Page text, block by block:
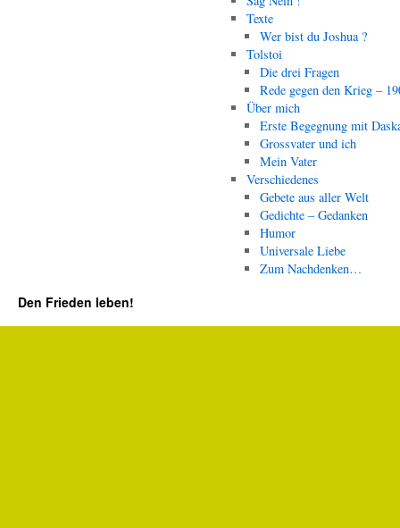
Texte
Wer bist du Joshua ?
Tolstoi
Die drei Fragen
Rede gegen den Krieg –
Über mich
Erste Begegnung mit
Grossvater und ich
Mein Vater
Verschiedenes
Gebete aus aller Welt
Gedichte – Gedanken
Humor
Universale Liebe
Zum Nachdenken…
Den Frieden leben!